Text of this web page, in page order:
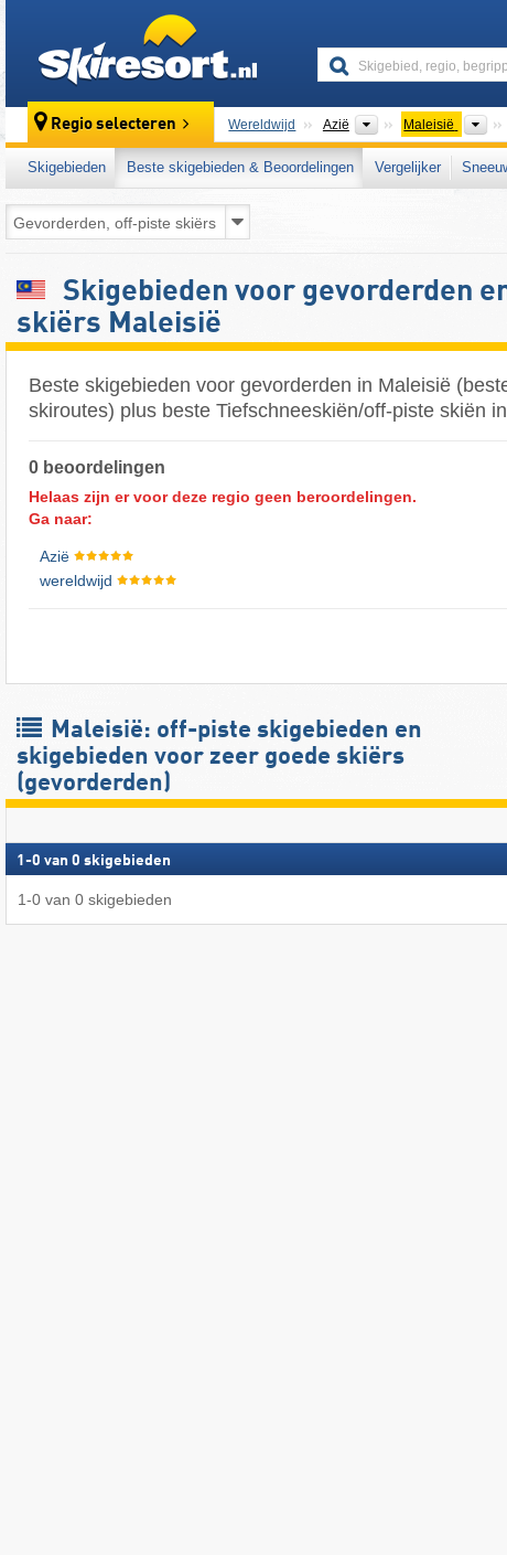
Regio selecteren Wereldwijd Azië Continenten
Maleisië
Skigebieden Beste skigebieden & Beoordelingen Vergelijker
Skigebieden voor gevorderden
skiërs Maleisië
Beste skigebieden voor gevorderden in Maleisië
skiroutes) plus beste Tiefschneeskiën/off-piste skiën
0 beoordelingen
Helaas zijn er voor deze regio geen beroordelingen.
Ga naar:
Azië
wereldwijd
Maleisië: off-piste skigebieden en
skigebieden voor zeer goede skiërs
(gevorderden)
1 -0 van 0 skigebieden
1-0 van 0 skigebieden